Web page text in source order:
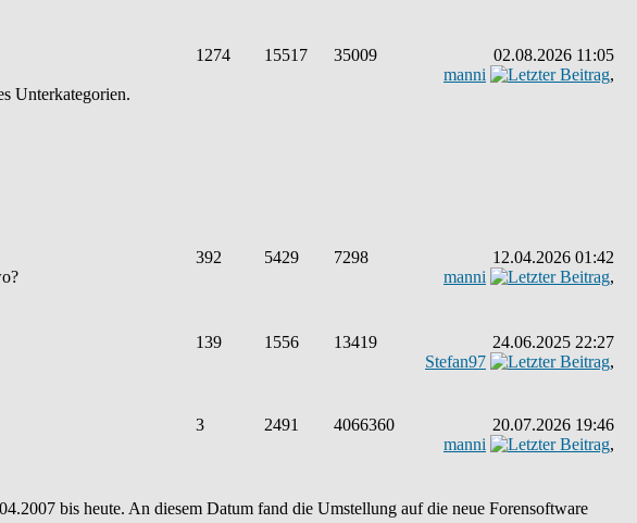
Unterkategorien.
1274 15517 35009
02.08.2026 11:05
manni
,
392 5429 7298
12.04.2026 01:42
manni
,
139 1556 13419
24.06.2025 22:27
Stefan97
,
3 2491 4066360
20.07.2026 19:46
manni
,
bis heute. An diesem Datum fand die Umstellung auf die neue Forensoftware